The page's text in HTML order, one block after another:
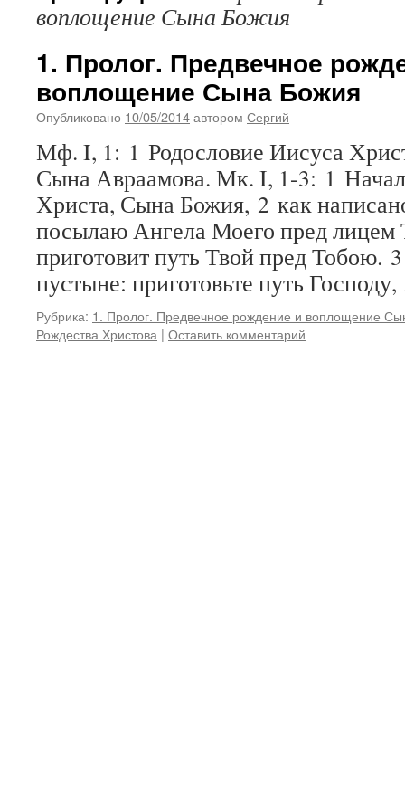
воплощение Сына Божия
1. Пролог. Предвечное
воплощение Сына Божия
Опубликовано 10/05/2014автором Сергий
Мф. I, 1: 1 Родословие Иисуса
Сына Авраамова. Мк. I, 1-3: 1
Христа, Сына Божия, 2 как
посылаю Ангела Моего пред лицем
приготовит путь Твой пред Тобою.
пустыне: приготовьте путь
Рубрика: 1. Пролог. Предвечное рождение и воплощение
Рождества Христова | Оставить комментарий